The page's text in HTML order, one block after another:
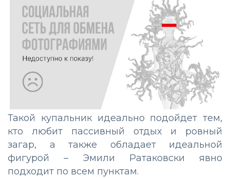
Такой купальник идеально подойдет тем,
кто любит пассивный отдых и ровный
загар, а также обладает идеальной
фигурой – Эмили Ратаковски явно
подходит по всем пунктам.